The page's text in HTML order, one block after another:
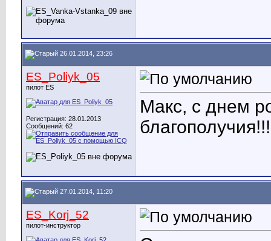
26.01.2014, 23:26
ES_Poliyk_05
пилот ES
Регистрация: 28.01.2013
Сообщений: 62
Макс, с днем
благополучия!!!
27.01.2014, 11:20
ES_Korj_52
пилот-инструктор